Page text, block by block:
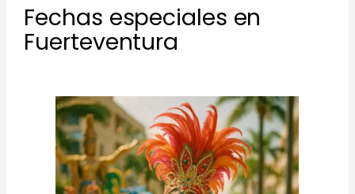
Fechas especiales en
Fuerteventura